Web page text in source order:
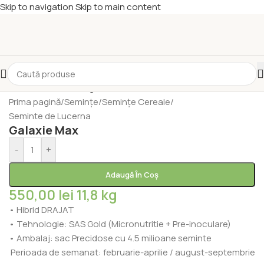
Skip to navigationSkip to main content
Prima pagină/Semințe/Semințe Cereale/
Seminte de Lucerna
Galaxie Max
- +
Adaugă În Coș
550,00 lei 11,8 kg
• Hibrid DRAJAT
• Tehnologie: SAS Gold (Micronutritie + Pre-inoculare)
• Ambalaj: sac Precidose cu 4.5 milioane seminte
Perioada de semanat: februarie-aprilie / august-septembrie